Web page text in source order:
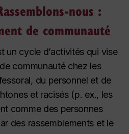
nous :
de communauté
un cycle d’activités qui vise
communauté chez les
du personnel et de
et racisés (p. ex., les
comme des personnes
des rassemblements et le